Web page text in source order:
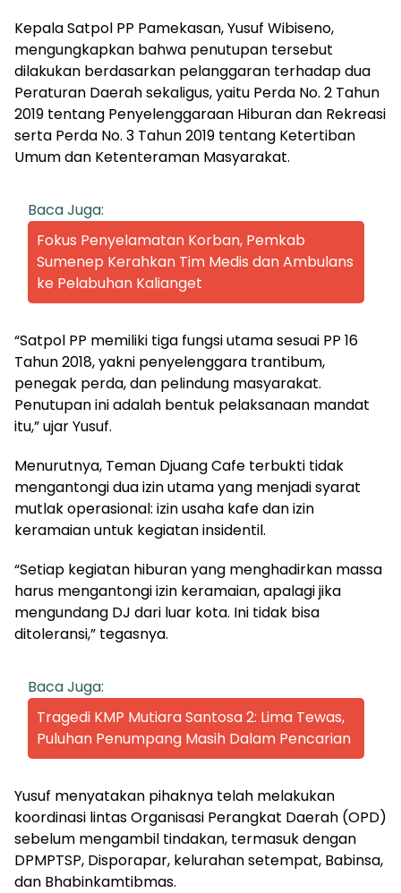
Kepala Satpol PP Pamekasan, Yusuf Wibiseno,
mengungkapkan bahwa penutupan tersebut
dilakukan berdasarkan pelanggaran terhadap dua
Peraturan Daerah sekaligus, yaitu Perda No. 2 Tahun
2019 tentang Penyelenggaraan Hiburan dan Rekreasi
serta Perda No. 3 Tahun 2019 tentang Ketertiban
Umum dan Ketenteraman Masyarakat.
Baca Juga:
Fokus Penyelamatan Korban, Pemkab
Sumenep Kerahkan Tim Medis dan Ambulans
ke Pelabuhan Kalianget
“Satpol PP memiliki tiga fungsi utama sesuai PP 16
Tahun 2018, yakni penyelenggara trantibum,
penegak perda, dan pelindung masyarakat.
Penutupan ini adalah bentuk pelaksanaan mandat
itu,” ujar Yusuf.
Menurutnya, Teman Djuang Cafe terbukti tidak
mengantongi dua izin utama yang menjadi syarat
mutlak operasional: izin usaha kafe dan izin
keramaian untuk kegiatan insidentil.
“Setiap kegiatan hiburan yang menghadirkan massa
harus mengantongi izin keramaian, apalagi jika
mengundang DJ dari luar kota. Ini tidak bisa
ditoleransi,” tegasnya.
Baca Juga:
Tragedi KMP Mutiara Santosa 2: Lima Tewas,
Puluhan Penumpang Masih Dalam Pencarian
Yusuf menyatakan pihaknya telah melakukan
koordinasi lintas Organisasi Perangkat Daerah (OPD)
sebelum mengambil tindakan, termasuk dengan
DPMPTSP, Disporapar, kelurahan setempat, Babinsa,
dan Bhabinkamtibmas.